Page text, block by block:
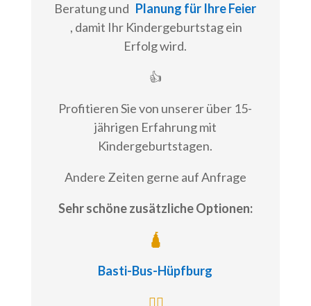
Beratung und Planung für Ihre Feier
, damit Ihr Kindergeburtstag ein
Erfolg wird.
👍
Profitieren Sie von unserer über 15-
jährigen Erfahrung mit
Kindergeburtstagen.
Andere Zeiten gerne auf Anfrage
Sehr schöne zusätzliche Optionen:
🛕
Basti-Bus-Hüpfburg
🏴‍☠️